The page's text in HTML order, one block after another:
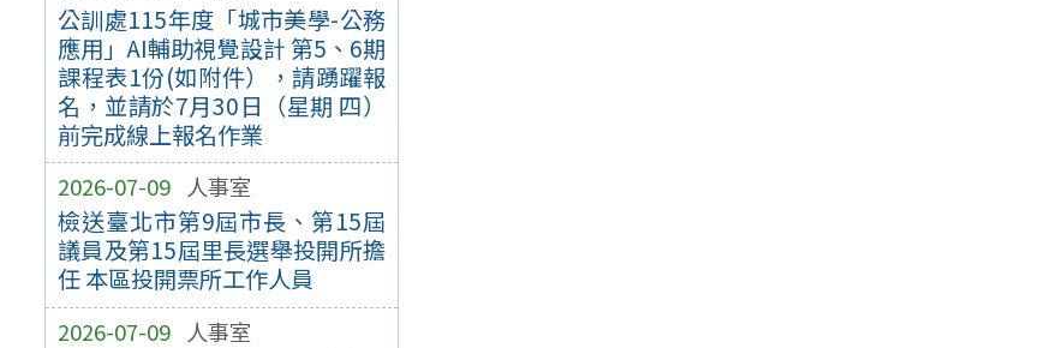
公訓處115年度「城市美學-公務
應用」AI輔助視覺設計 第5、6期
課程表1份(如附件），請踴躍報
名，並請於7月30日（星期 四）
前完成線上報名作業
2026-07-09 人事室
檢送臺北市第9屆市長、第15屆
議員及第15屆里長選舉投開所擔
任 本區投開票所工作人員
2026-07-09 人事室